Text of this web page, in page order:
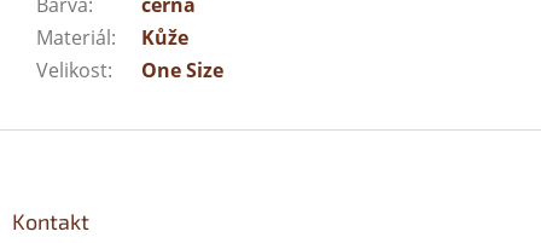
Materiál:
Kůže
Velikost: One Size
Kontakt